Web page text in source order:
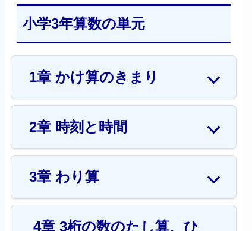
小学3年算数の単元
1章 かけ算のきまり
2章 時刻と時間
3章 わり算
4章 3桁の数のたし算、ひ